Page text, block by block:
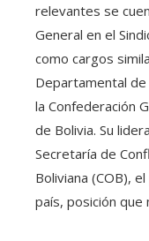
relevantes se
General en el
como cargos
Departamental
la Confederación
de Bolivia. Su
Secretaría de
Boliviana (COB),
país, posición que